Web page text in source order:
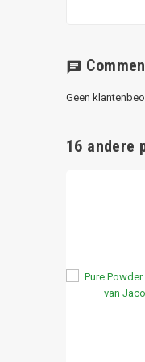
chat
Geen
16 andere